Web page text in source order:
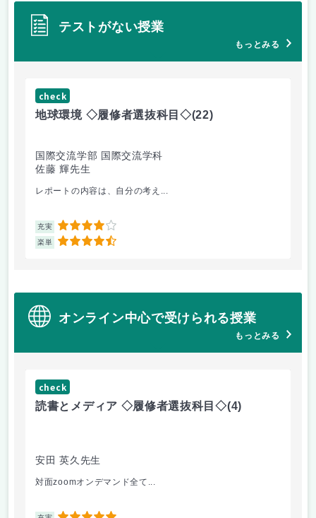
テストがない授業
もっとみる
check
地球環境 ◇履修者選抜科目◇(22)
国際交流学部 国際交流学科
佐藤 輝先生
レポートの内容は、自分の考え...
充実 4
楽単 4.5
オンライン中心で受けられる授業
もっとみる
check
読書とメディア ◇履修者選抜科目◇(4)
安田 英久先生
対面zoomオンデマンド全て...